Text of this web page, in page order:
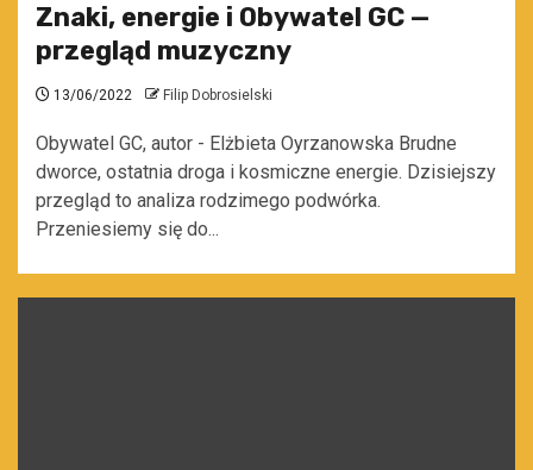
Znaki, energie i Obywatel GC —
przegląd muzyczny
13/06/2022 Filip Dobrosielski
Obywatel GC, autor - Elżbieta Oyrzanowska Brudne
dworce, ostatnia droga i kosmiczne energie. Dzisiejszy
przegląd to analiza rodzimego podwórka.
Przeniesiemy się do...